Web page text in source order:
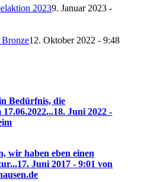
20239. Januar 2023 -
Bronze12. Oktober 2022 - 9:48
Bedürfnis, die
18. Juni 2022 -
wir haben eben einen
17. Juni 2017 - 9:01 von